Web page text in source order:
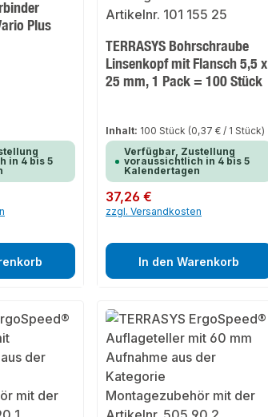
Plus
in 4 bis 5
TERRASYS Bohrschraube
Linsenkopf mit Flansch 5,5 x
25 mm, 1 Pack = 100 Stück
Inhalt: 100 Stück (0,37 € / 1 Stück)
Verfügbar, Zustellung
voraussichtlich in 4 bis 5
Kalendertagen
Regulärer Preis:
37,26 €
zzgl. Versandkosten
In den Warenkorb